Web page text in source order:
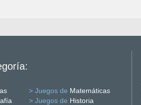
> Juegos de Matemáticas
> Juegos de Historia